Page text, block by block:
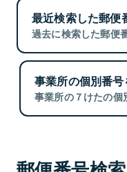
最近検索した郵便
過去に検索した郵便
事業所の個別番
事業所の７けたの個